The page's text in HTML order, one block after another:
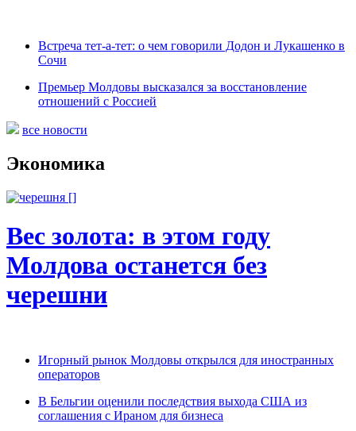
Встреча тет-а-тет: о чем говорили Додон и Лукашенко в
Сочи
Премьер Молдовы высказался за восстановление
отношений с Россией
все новости
Экономика
Вес золота: в этом году
Молдова останется без
черешни
Игорный рынок Молдовы открылся для иностранных
операторов
В Бельгии оценили последствия выхода США из
соглашения с Ираном для бизнеса